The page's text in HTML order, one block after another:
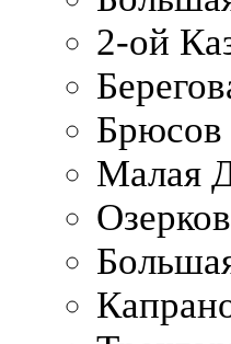
2-ой
Брюсов
Малая